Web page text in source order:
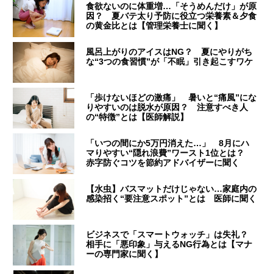
食欲ないのに体重増…「そうめんだけ」が原
因？ 夏バテ太り予防に役立つ栄養素＆夕食
の黄金比とは【管理栄養士に聞く】
風呂上がりのアイスはNG？ 夏にやりがち
な“3つの食習慣”が「不眠」引き起こすワケ
「歩けないほどの激痛」 暑いと“痛風”にな
りやすいのは脱水が原因？ 注意すべき人
の“特徴”とは【医師解説】
「いつの間にか5万円消えた…」 8月にハ
マりやすい“隠れ浪費”ワースト1位とは？
赤字防ぐコツを節約アドバイザーに聞く
【水虫】バスマットだけじゃない…家庭内の
感染招く“要注意スポット”とは 医師に聞く
ビジネスで「スマートウォッチ」は失礼？
相手に「悪印象」与えるNG行為とは【マナ
ーの専門家に聞く】